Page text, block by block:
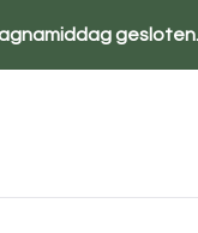
gesloten.